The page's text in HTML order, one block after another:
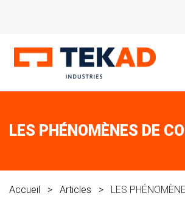
LES PHÉNOMÈNES DE
Accueil Articles LES